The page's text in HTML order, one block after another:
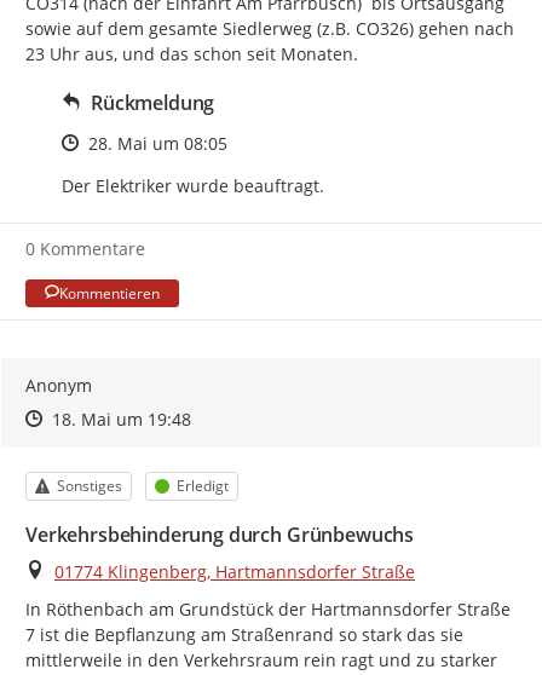
sowie auf dem gesamte Siedlerweg (z.B. CO326) gehen nach
23 Uhr aus, und das schon seit Monaten.
Rückmeldung
Zeitpunkt des Erstellens
28. Mai um 08:05
Der Elektriker wurde beauftragt.
0 Kommentare
Kommentieren
Anonym
Zeitpunkt des Erstellens
Zeitpunkt des Erstellens
18. Mai um 19:48Zur Äußerung
Kategorie
Sonstiges Status
Erledigt
Verkehrsbehinderung durch Grünbewuchs
Ort
01774 Klingenberg, Hartmannsdorfer Straße
In Röthenbach am Grundstück der Hartmannsdorfer Straße
7 ist die Bepflanzung am Straßenrand so stark das sie
mittlerweile in den Verkehrsraum rein ragt und zu starker